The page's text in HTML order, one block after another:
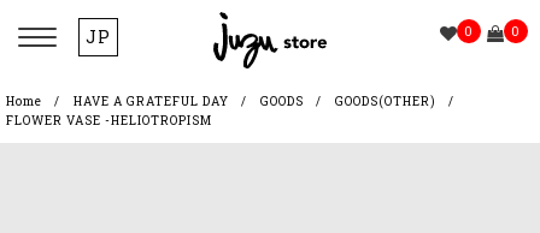
JP 0 0
Home HAVE A GRATEFUL DAY GOODS
GOODS(OTHER)
FLOWER VASE -HELIOTROPISM